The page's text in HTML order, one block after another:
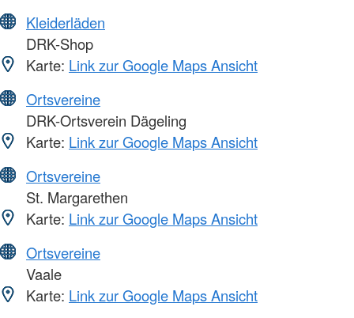
Kleiderläden
DRK-Shop
Karte: Link zur Google Maps Ansicht
Ortsvereine
DRK-Ortsverein Dägeling
Karte: Link zur Google Maps Ansicht
Ortsvereine
St. Margarethen
Karte: Link zur Google Maps Ansicht
Ortsvereine
Vaale
Karte: Link zur Google Maps Ansicht